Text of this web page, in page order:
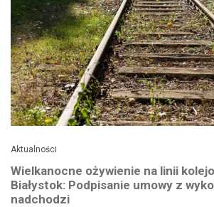
Aktualności
Wielkanocne ożywienie na linii
Białystok: Podpisanie umowy z
nadchodzi